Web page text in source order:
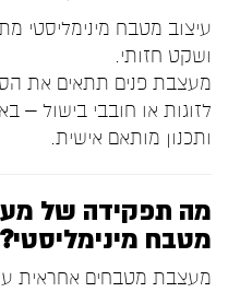
עיצוב מטבח מינימליסטי
ושקט חזותי.
מעצבת פנים תתאים את
לזוגות או חובבי בישול –
ותכנון מותאם אישית.
מה תפקידה של
מטבח מינימליסטי?
מעצבת מטבחים אחראית על